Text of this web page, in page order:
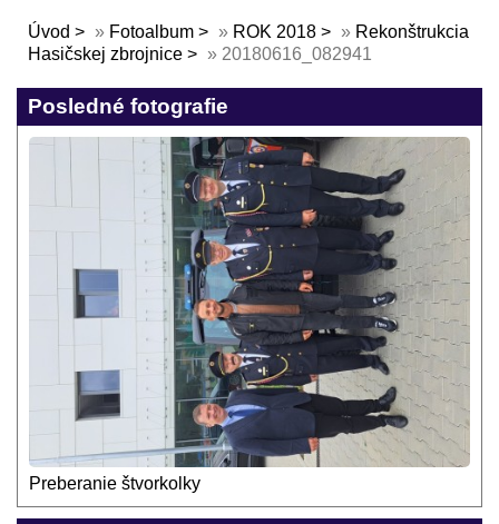
Úvod » Fotoalbum » ROK 2018 » Rekonštrukcia
Hasičskej zbrojnice
» 20180616_082941
Posledné fotografie
Preberanie štvorkolky